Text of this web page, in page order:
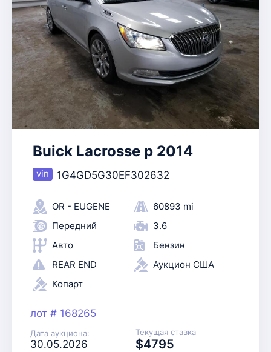
Buick Lacrosse p 2014
1G4GD5G30EF302632
OR - EUGENE
60893 mi
Передний
3.6
Авто
Бензин
REAR END
Аукцион США
Копарт
лот # 168265
Дата аукциона:
30.05.2026
Текущая ставка
$4795